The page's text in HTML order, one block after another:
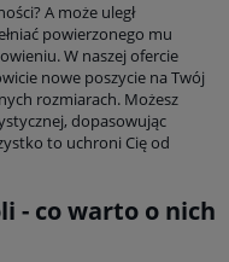
A może uległ
powierzonego mu
W naszej ofercie
nowe poszycie na Twój
rozmiarach. Możesz
dopasowując
to uchroni Cię od
- co warto o nich